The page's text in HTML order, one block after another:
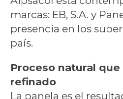
marcas: EB, S.A. y
presencia en los
país.
Proceso natural
refinado
La panela es el